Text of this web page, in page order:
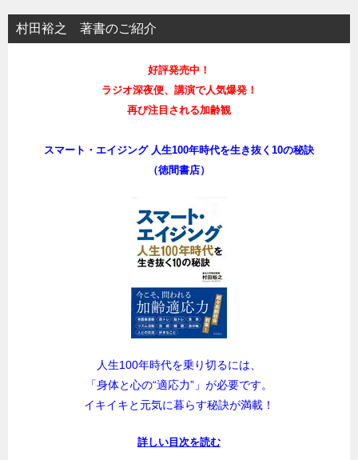
村田裕之 著書のご紹介
好評発売中！
ラジオ深夜便、講演で人気爆発！
再び注目される加齢観
スマート・エイジング 人生100年時代を生き抜く10の秘訣
（徳間書店）
人生100年時代を乗り切るには、
「身体と心の“適応力”」が必要です。
イキイキと元気に暮らす秘訣が満載！
詳しい目次を読む